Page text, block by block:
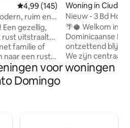
Gemiddelde beoordeling van
4,99 (145)
ruim en
rust uitstraalt...
familie of
naar een rustig
deel van
terwijl
Woning in Ciudad
Nieuw - 3 Bd
Privédakterras
🌴🥥 Welkom in
Dominicaanse
ontzettend blij
We zijn centraal
Colonial, de
de hoofdstad
voor woningen
Domingo